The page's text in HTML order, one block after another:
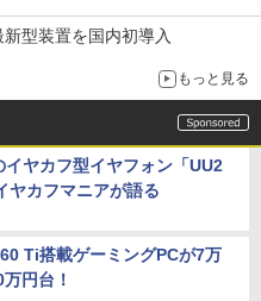
型装置を国内初導入
もっと見る
イヤカフ型イヤフォン「UU2
ヤカフマニアが語る
Ti搭載ゲーミングPCが7万
円台！